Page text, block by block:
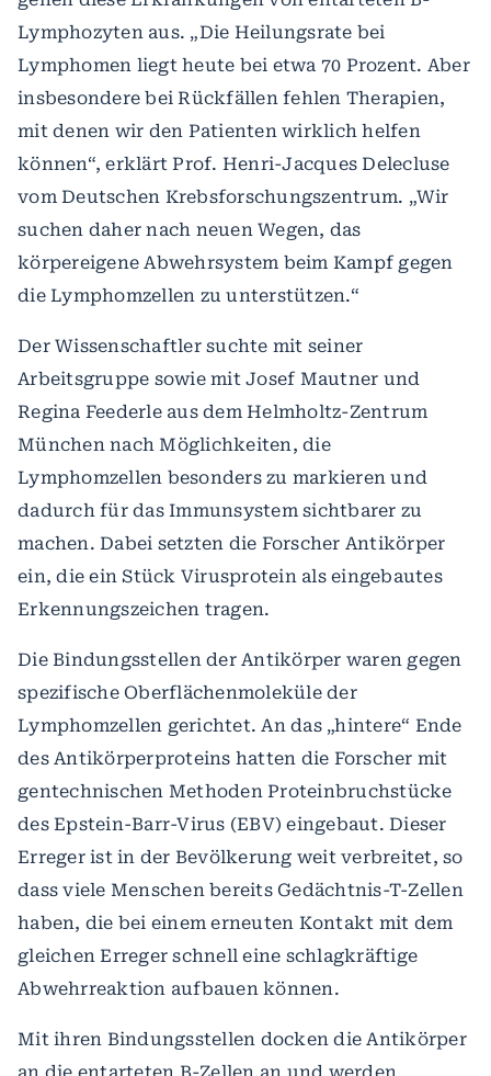
Lymphozyten aus. „Die Heilungsrate bei
Lymphomen liegt heute bei etwa 70 Prozent. Aber
insbesondere bei Rückfällen fehlen Therapien,
mit denen wir den Patienten wirklich helfen
können“, erklärt Prof. Henri-Jacques Delecluse
vom Deutschen Krebsforschungszentrum. „Wir
suchen daher nach neuen Wegen, das
körpereigene Abwehrsystem beim Kampf gegen
die Lymphomzellen zu unterstützen.“
Der Wissenschaftler suchte mit seiner
Arbeitsgruppe sowie mit Josef Mautner und
Regina Feederle aus dem Helmholtz-Zentrum
München nach Möglichkeiten, die
Lymphomzellen besonders zu markieren und
dadurch für das Immunsystem sichtbarer zu
machen. Dabei setzten die Forscher Antikörper
ein, die ein Stück Virusprotein als eingebautes
Erkennungszeichen tragen.
Die Bindungsstellen der Antikörper waren gegen
spezifische Oberflächenmoleküle der
Lymphomzellen gerichtet. An das „hintere“ Ende
des Antikörperproteins hatten die Forscher mit
gentechnischen Methoden Proteinbruchstücke
des Epstein-Barr-Virus (EBV) eingebaut. Dieser
Erreger ist in der Bevölkerung weit verbreitet, so
dass viele Menschen bereits Gedächtnis-T-Zellen
haben, die bei einem erneuten Kontakt mit dem
gleichen Erreger schnell eine schlagkräftige
Abwehrreaktion aufbauen können.
Mit ihren Bindungsstellen docken die Antikörper